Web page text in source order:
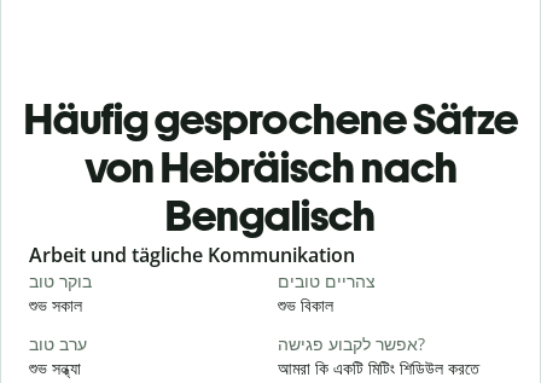
Häufig gesprochene Sätze
von Hebräisch nach
Bengalisch
Slide 1 of 6
Arbeit und tägliche Kommunikation
בוקר טוב
শুভ সকাল
צהריים טובים
শুভ বিকাল
ערב טוב
শুভ সন্ধ্যা
אפשר לקבוע פגישה?
আমরা কি একটি মিটিং শিডিউল করতে